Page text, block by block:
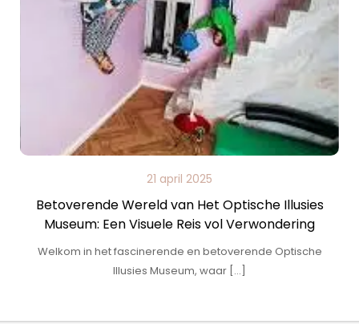
21 april 2025
Betoverende Wereld van Het Optische Illusies
Museum: Een Visuele Reis vol Verwondering
Welkom in het fascinerende en betoverende Optische
Illusies Museum, waar […]